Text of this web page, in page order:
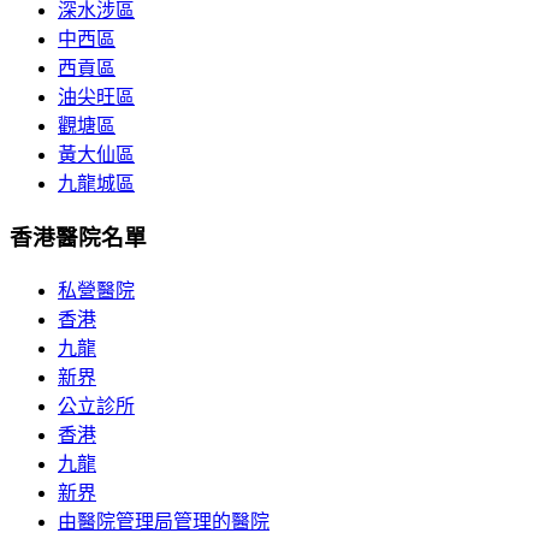
深水涉區
中西區
西貢區
油尖旺區
觀塘區
黃大仙區
九龍城區
香港醫院名單
私營醫院
香港
九龍
新界
公立診所
香港
九龍
新界
由醫院管理局管理的醫院